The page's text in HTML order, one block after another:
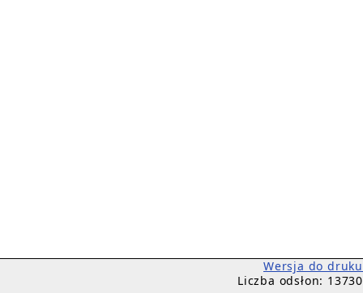
Wersja do druku
Liczba odsłon: 13730